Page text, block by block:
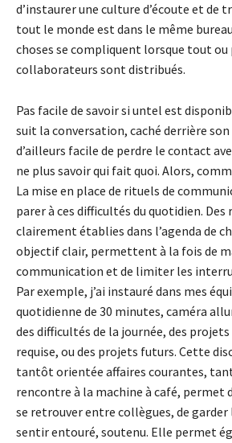
d’instaurer une culture d’écoute et de
tout le monde est dans le même
choses se compliquent lorsque tout ou
collaborateurs sont distribués.
Pas facile de savoir si untel est
suit la conversation, caché derrière
d’ailleurs facile de perdre le contact
ne plus savoir qui fait quoi. Alors,
La mise en place de rituels de
parer à ces difficultés du quotidien. Des
clairement établies dans l’agenda de
objectif clair, permettent à la fois de
communication et de limiter les
Par exemple, j’ai instauré dans mes
quotidienne de 30 minutes, caméra
des difficultés de la journée, des projets
requise, ou des projets futurs. Cette
tantôt orientée affaires courantes,
rencontre à la machine à café, permet
se retrouver entre collègues, de
sentir entouré, soutenu. Elle permet